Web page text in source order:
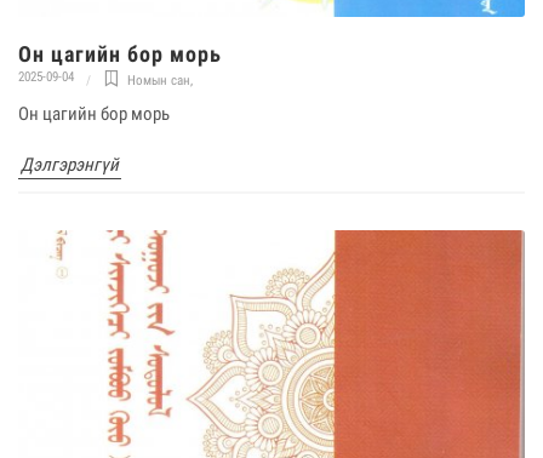
Он цагийн бор морь
2025-09-04 Номын сан,
Он цагийн бор морь
Дэлгэрэнгүй